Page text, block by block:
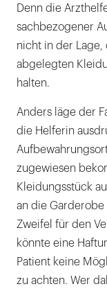
Denn die
sachbezogener
nicht in der
abgelegten
halten.
Anders läge der
die Helferin
zugewiesen
Kleidungsstück
an die
Zweifel für den
könnte eine
Patient keine
zu achten. Wer